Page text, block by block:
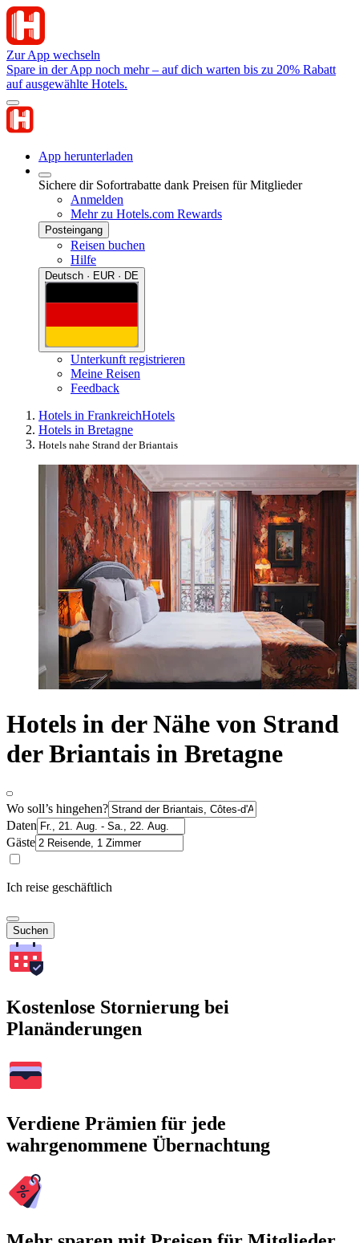
Zur App wechseln
Spare in der App noch mehr – auf dich warten bis zu 20% Rabatt
auf ausgewählte Hotels.
App herunterladen
Sichere dir Sofortrabatte dank Preisen für Mitglieder
Anmelden
Mehr zu Hotels.com Rewards
Posteingang
Reisen buchen
Hilfe
Deutsch · EUR · DE
Unterkunft registrieren
Meine Reisen
Feedback
Hotels in FrankreichHotels
Hotels in Bretagne
Hotels nahe Strand der Briantais
Hotels in der Nähe von Strand
der Briantais in Bretagne
Wo soll’s hingehen?
Daten
Gäste
Ich reise geschäftlich
Suchen
Kostenlose Stornierung bei
Planänderungen
Verdiene Prämien für jede
wahrgenommene Übernachtung